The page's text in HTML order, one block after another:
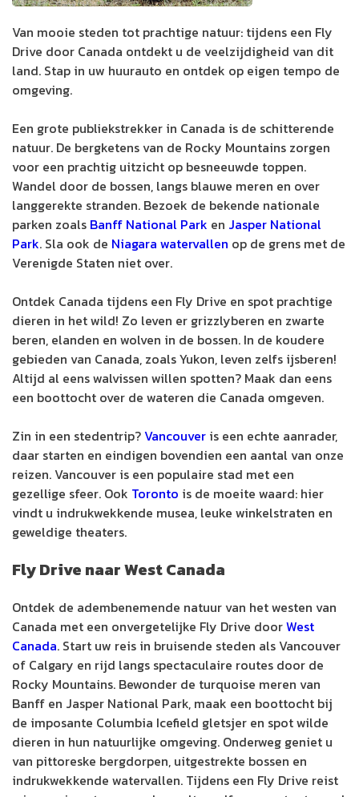
Van mooie steden tot prachtige natuur: tijdens een Fly
Drive door Canada ontdekt u de veelzijdigheid van dit
land. Stap in uw huurauto en ontdek op eigen tempo de
omgeving.
Een grote publiekstrekker in Canada is de schitterende
natuur. De bergketens van de Rocky Mountains zorgen
voor een prachtig uitzicht op besneeuwde toppen.
Wandel door de bossen, langs blauwe meren en over
langgerekte stranden. Bezoek de bekende nationale
parken zoals Banff National Park en Jasper National
Park. Sla ook de Niagara watervallen op de grens met de
Verenigde Staten niet over.
Ontdek Canada tijdens een Fly Drive en spot prachtige
dieren in het wild! Zo leven er grizzlyberen en zwarte
beren, elanden en wolven in de bossen. In de koudere
gebieden van Canada, zoals Yukon, leven zelfs ijsberen!
Altijd al eens walvissen willen spotten? Maak dan eens
een boottocht over de wateren die Canada omgeven.
Zin in een stedentrip?Vancouver is een echte aanrader,
daar starten en eindigen bovendien een aantal van onze
reizen. Vancouver is een populaire stad met een
gezellige sfeer. Ook Toronto is de moeite waard: hier
vindt u indrukwekkende musea, leuke winkelstraten en
geweldige theaters.
Fly Drive naar West Canada
Ontdek de adembenemende natuur van het westen van
Canada met een onvergetelijke Fly Drive doorWest
Canada. Start uw reis in bruisende steden als Vancouver
of Calgary en rijd langs spectaculaire routes door de
Rocky Mountains. Bewonder de turquoise meren van
Banff en Jasper National Park, maak een boottocht bij
de imposante Columbia Icefield gletsjer en spot wilde
dieren in hun natuurlijke omgeving. Onderweg geniet u
van pittoreske bergdorpen, uitgestrekte bossen en
indrukwekkende watervallen. Tijdens een Fly Drive reist